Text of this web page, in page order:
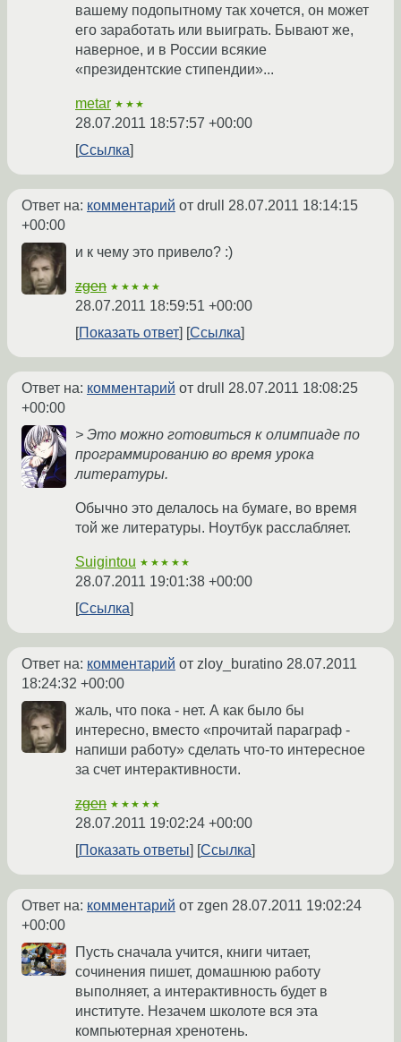
вашему подопытному так хочется, он может
его заработать или выиграть. Бывают же,
наверное, и в России всякие
«президентские стипендии»...
metar ★★★
28.07.2011 18:57:57 +00:00
Ссылка
Ответ на: комментарий от drull 28.07.2011 18:14:15
+00:00
и к чему это привело? :)
zgen ★★★★★
28.07.2011 18:59:51 +00:00
Показать ответ
Ссылка
Ответ на: комментарий от drull 28.07.2011 18:08:25
+00:00
> Это можно готовиться к олимпиаде по
программированию во время урока
литературы.
Обычно это делалось на бумаге, во время
той же литературы. Ноутбук расслабляет.
Suigintou ★★★★★
28.07.2011 19:01:38 +00:00
Ссылка
Ответ на: комментарий от zloy_buratino 28.07.2011
18:24:32 +00:00
жаль, что пока - нет. А как было бы
интересно, вместо «прочитай параграф -
напиши работу» сделать что-то интересное
за счет интерактивности.
zgen ★★★★★
28.07.2011 19:02:24 +00:00
Показать ответы
Ссылка
Ответ на: комментарий от zgen 28.07.2011 19:02:24
+00:00
Пусть сначала учится, книги читает,
сочинения пишет, домашнюю работу
выполняет, а интерактивность будет в
институте. Незачем школоте вся эта
компьютерная хренотень.